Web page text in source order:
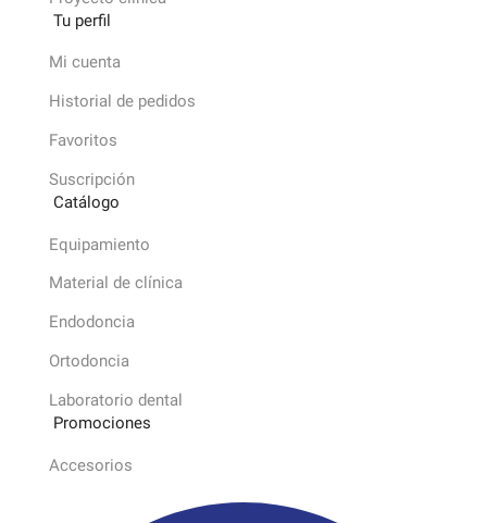
Tu perfil
Mi cuenta
Historial de pedidos
Favoritos
Suscripción
Catálogo
Equipamiento
Material de clínica
Endodoncia
Ortodoncia
Laboratorio dental
Promociones
Accesorios